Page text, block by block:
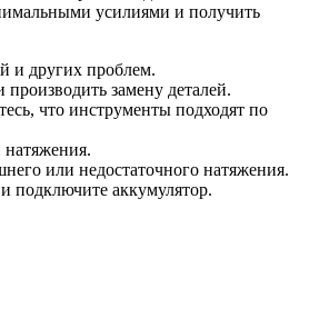
усилиями и получить
и других проблем.
замену деталей.
что инструменты подходят по
натяжения.
или недостаточного натяжения.
подключите аккумулятор.